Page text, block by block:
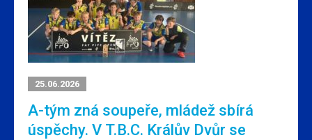
25.06.2026
A-tým zná soupeře, mládež sbírá
úspěchy. V T.B.C. Králův Dvůr se